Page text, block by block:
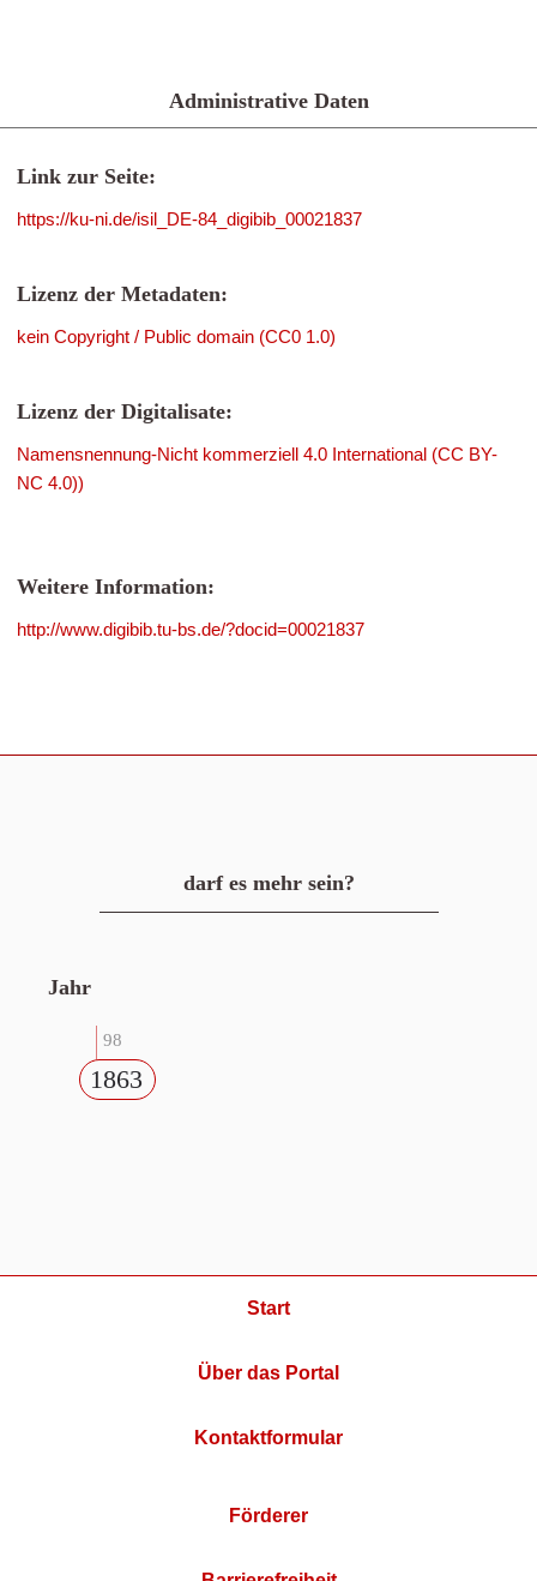
Administrative Daten
Link zur Seite:
https://ku-ni.de/isil_DE-84_digibib_00021837
Lizenz der Metadaten:
kein Copyright / Public domain (CC0 1.0)
Lizenz der Digitalisate:
Namensnennung-Nicht kommerziell 4.0 International (CC BY-
NC 4.0))
Weitere Information:
http://www.digibib.tu-bs.de/?docid=00021837
darf es mehr sein?
Jahr
98
1863
Start
Über das Portal
Kontaktformular
Förderer